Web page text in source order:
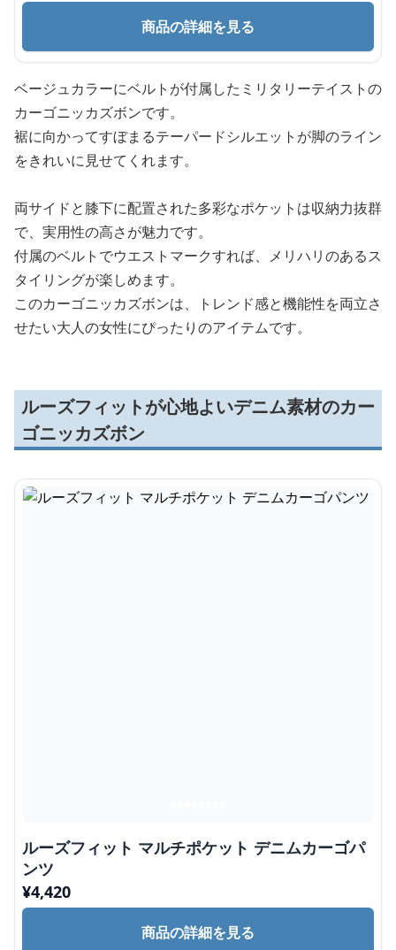
商品の詳細を見る
ベージュカラーにベルトが付属したミリタリーテイストの
カーゴニッカズボンです。
裾に向かってすぼまるテーパードシルエットが脚のライン
をきれいに見せてくれます。
両サイドと膝下に配置された多彩なポケットは収納力抜群
で、実用性の高さが魅力です。
付属のベルトでウエストマークすれば、メリハリのあるス
タイリングが楽しめます。
このカーゴニッカズボンは、トレンド感と機能性を両立さ
せたい大人の女性にぴったりのアイテムです。
ルーズフィットが心地よいデニム素材のカー
ゴニッカズボン
ルーズフィット マルチポケット デニムカーゴパ
ンツ
¥4,420
商品の詳細を見る